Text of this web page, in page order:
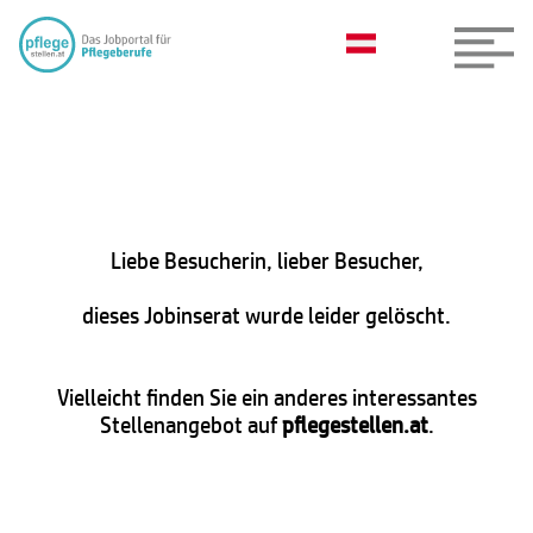
Liebe Besucherin, lieber Besucher,
dieses Jobinserat wurde leider gelöscht.
Vielleicht finden Sie ein anderes interessantes
Stellenangebot aufpflegestellen.at.